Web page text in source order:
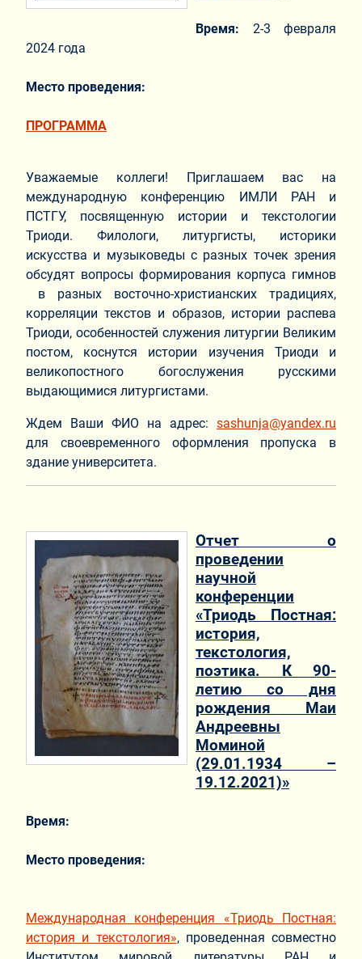
Время:
2-3 февраля
2024 года
Место проведения:
ПРОГРАММА
Уважаемые коллеги! Приглашаем вас на
международную конференцию ИМЛИ РАН и
ПСТГУ, посвященную истории и текстологии
Триоди. Филологи, литургисты, историки
искусства и музыковеды с разных точек зрения
обсудят вопросы формирования корпуса гимнов
в разных восточно-христианских традициях,
корреляции текстов и образов, истории распева
Триоди, особенностей служения литургии Великим
постом, коснутся истории изучения Триоди и
великопостного богослужения русскими
выдающимися литургистами.
Ждем Ваши ФИО на адрес: sashunja@yandex.ru
для своевременного оформления пропуска в
здание университета.
Отчет о
проведении
научной
конференции
«Триодь Постная:
история,
текстология,
поэтика. К 90-
летию со дня
рождения Маи
Андреевны
Моминой
(29.01.1934 –
19.12.2021)»
Время:
Место проведения:
Международная конференция «Триодь Постная:
история и текстология», проведенная совместно